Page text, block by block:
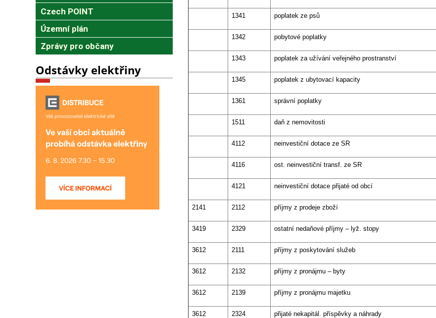
Czech POINT
Územní plán
Zprávy pro občany
Odstávky elektřiny
1341 poplatek ze psů
1342 pobytové poplatky
1343 poplatek za užívání veřejného prostranství
1345 poplatek z ubytovací kapacity
1361 správní poplatky
1511 daň z nemovitosti
4112 neinvestiční dotace ze SR
4116 ost. neinvestiční transf. ze SR
4121 neinvestiční dotace přijaté od obcí
2141 2112 příjmy z prodeje zboží
3419 2329 ostatní nedaňové příjmy – lyž. stopy
3612 2111 příjmy z poskytování služeb
3612 2132 příjmy z pronájmu – byty
3612 2139 příjmy z pronájmu majetku
3612 2324 přijaté nekapitál. příspěvky a náhrady